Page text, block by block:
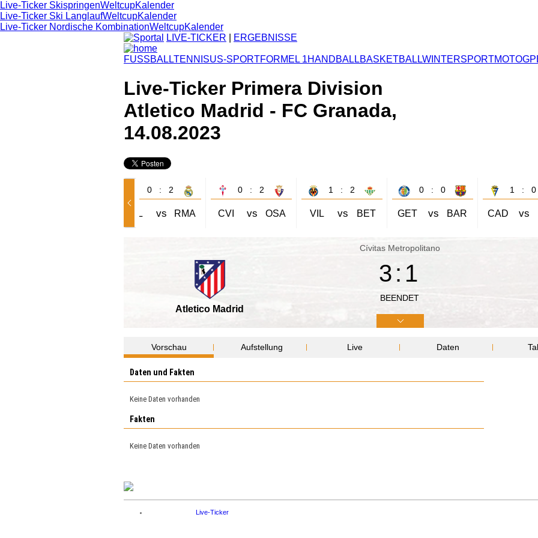
Live-Ticker SkispringenWeltcupKalender
Live-Ticker Ski LanglaufWeltcupKalender
Live-Ticker Nordische KombinationWeltcupKalender
LIVE-TICKER
ERGEBNISSE
FUSSBALLTENNISUS-SPORTFORMEL 1HANDBALLBASKETBALLWINTERSPORTMOTOGP
Live-Ticker Primera Division
Atletico Madrid - FC Granada,
14.08.2023
0 : 2
BIL vs RMA
0 : 2
CVI vs OSA
1 : 2
VIL vs BET
0 : 0
GET vs BAR
1 : 0
CAD vs
Cívitas Metropolitano
Atletico Madrid
3:1
BEENDET
Vorschau Aufstellung Live Daten
Daten und Fakten
Keine Daten vorhanden
Fakten
Keine Daten vorhanden
Live-Ticker